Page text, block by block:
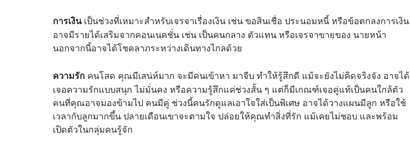
การเงินเป็นช่วงที่เหมาะสำหรับเจรจาเรื่องเงิน เช่น ขอสินเชื่อ ประนอมหนี้ หรือข้อตกลงการเงิน
อาจมีรายได้เสริมจากคอนเนคชั่น เช่น เป็นคนกลาง ตัวแทน หรือเจรจาขายของ นายหน้า
นอกจากนี้อาจได้โชคลาภระหว่างเดินทางไกลด้วย
ความรัก คนโสด คุณมีเสน่ห์มาก จะมีคนเข้าหา มาจีบ ทำให้รู้สึกดี แม้จะยังไม่คิดจริงจัง อาจได้
เจอความรักแบบสนุก ไม่มั่นคง หรือความรู้สึกแค่ช่วงสั้น ๆ แต่ก็มีเกณฑ์เจอคู่แท้เป็นคนใกล้ตัว
คนที่คุณอาจมองข้ามไป คนมีคู่ ช่วงนี้คนรักดูแลเอาใจใส่เป็นพิเศษ อาจได้วางแผนมีลูก หรือใช้
เวลากับลูกมากขึ้น ปลายเดือนเขาจะตามใจ ปล่อยให้คุณทำสิ่งที่รัก แม้เคยไม่ชอบ และพร้อม
เปิดตัวในกลุ่มคนรู้จัก